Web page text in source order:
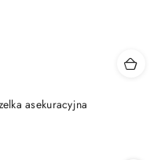
asekuracyjna